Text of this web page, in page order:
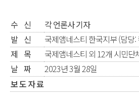
수 신
각 언론사 기자
발 신
국제앰네스티 한국지부 (담
제 목
국제앰네스티 외 12개 시민
날 짜
2023년 3월 28일
보 도 자 료